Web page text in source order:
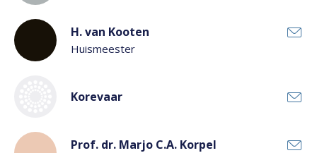
H. van Kooten
Huismeester
Korevaar
Prof. dr. Marjo C.A. Korpel